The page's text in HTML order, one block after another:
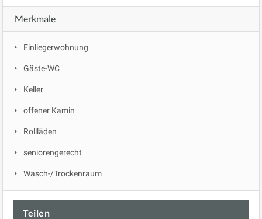
Merkmale
Einliegerwohnung
Gäste-WC
Keller
offener Kamin
Rollläden
seniorengerecht
Wasch-/Trockenraum
Teilen